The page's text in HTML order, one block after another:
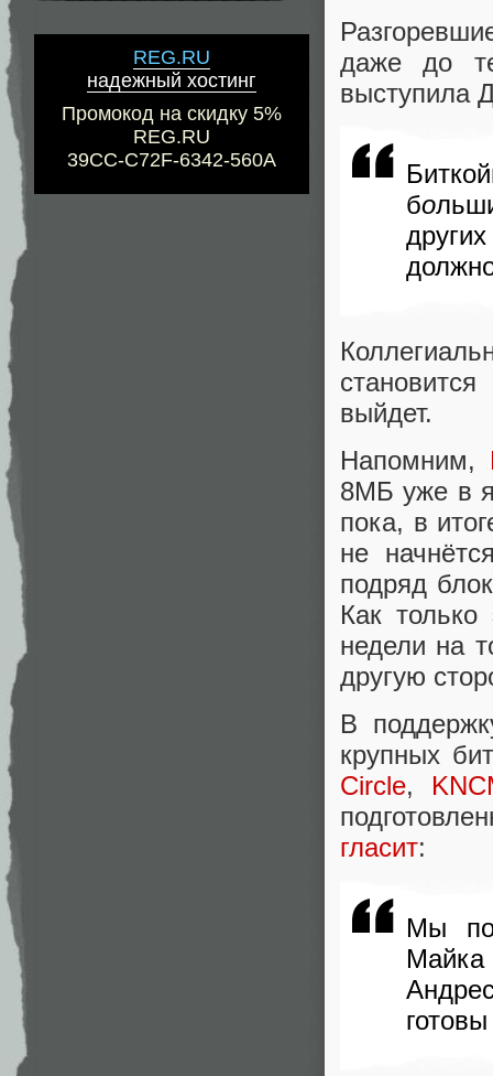
REG.RU
надежный хостинг
Промокод на скидку 5%
REG.RU
39CC-C72F-6342-560A
даже до
выступила
бо
выйдет.
Напомним,
8МБ уже в
пока, в
не
подряд
Как только
недели на
другую
В
крупных
Circle,
гласит:
Мы